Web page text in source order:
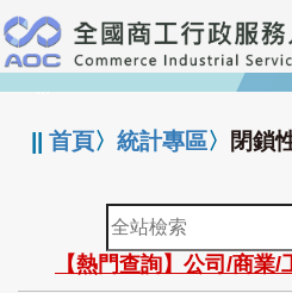
跳
到
主
要
:::
||首頁〉統計專區〉 閉鎖
全
站
檢
【熱門查詢】公司/商業